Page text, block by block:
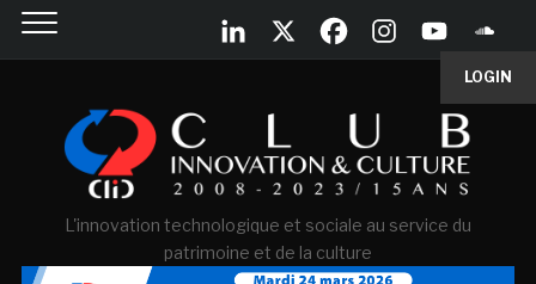
LOGIN
L'innovation technologique et sociale au service du
patrimoine et de la culture